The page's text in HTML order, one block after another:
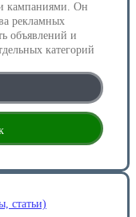
кампаниями. Он
рекламных
объявлений и
категорий